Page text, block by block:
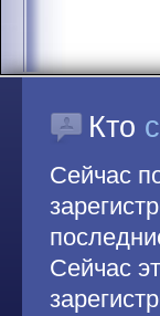
Кто
Сейчас
Сейчас